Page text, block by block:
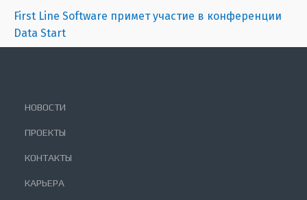
First Line Software примет участие в конференции
Data Start
НОВОСТИ
ПРОЕКТЫ
КОНТАКТЫ
КАРЬЕРА